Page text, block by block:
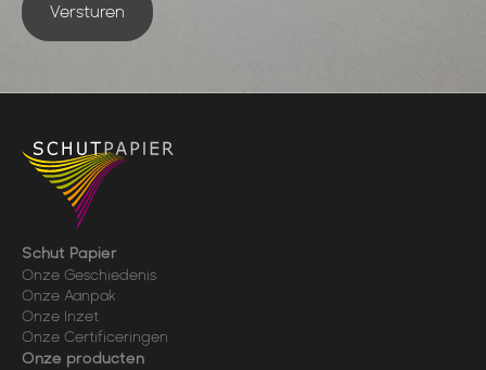
Versturen
Schut Papier
Onze Geschiedenis
Onze Aanpak
Onze Inzet
Onze Certificeringen
Onze producten